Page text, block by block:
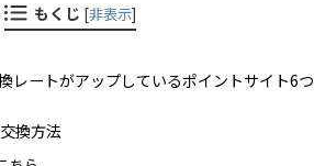
もくじ [非表示]
レートがアップしているポイントサイト6つ
換方法